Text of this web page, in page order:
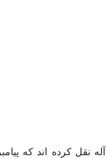
نقل کرده اند که